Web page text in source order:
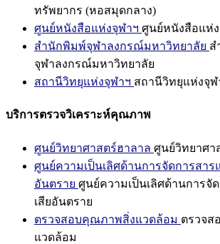
ทรัพยากร (หอสมุดกลาง)
ศูนย์หนังสือแห่งจุฬาฯ ศูนย์หนังสือแห่
สำนักพิมพ์จุฬาลงกรณ์มหาวิทยาลัย ส
จุฬาลงกรณ์มหาวิทยาลัย
สถานีวิทยุแห่งจุฬาฯ สถานีวิทยุแห่งจุฬ
บริการตรวจวิเคราะห์คุณภาพ
ศูนย์วิทยาศาสตร์ฮาลาล ศูนย์วิทยาศา
ศูนย์ความเป็นเลิศด้านการจัดการสาร
อันตราย ศูนย์ความเป็นเลิศด้านการจั
เสียอันตราย
ตรวจสอบคุณภาพสิ่งแวดล้อม ตรวจส
แวดล้อม